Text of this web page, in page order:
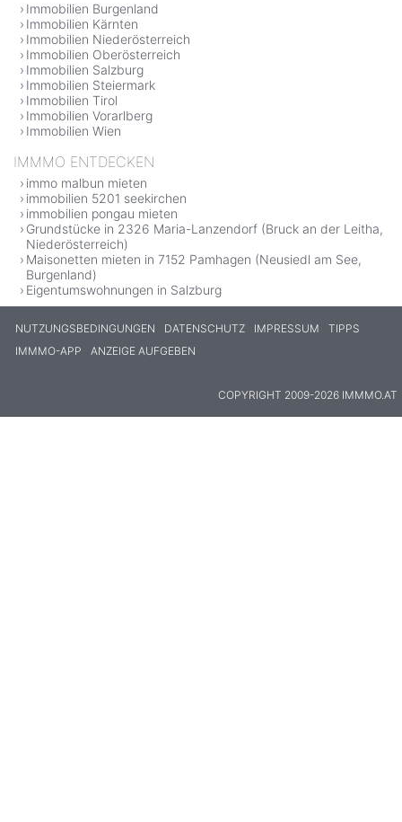
Immobilien Burgenland
Immobilien Kärnten
Immobilien Niederösterreich
Immobilien Oberösterreich
Immobilien Salzburg
Immobilien Steiermark
Immobilien Tirol
Immobilien Vorarlberg
Immobilien Wien
IMMMO ENTDECKEN
immo malbun mieten
immobilien 5201 seekirchen
immobilien pongau mieten
Grundstücke in 2326 Maria-Lanzendorf (Bruck an der Leitha,
Niederösterreich)
Maisonetten mieten in 7152 Pamhagen (Neusiedl am See,
Burgenland)
Eigentumswohnungen in Salzburg
NUTZUNGSBEDINGUNGEN DATENSCHUTZ IMPRESSUM
TIPPS
IMMMO-APP
ANZEIGE AUFGEBEN
COPYRIGHT 2009-2026 IMMMO.AT